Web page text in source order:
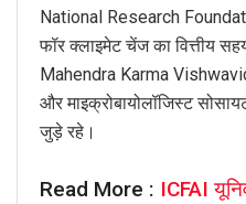
National Research
फॉर क्लाइमेट चेंज का वित्तीय
Mahendra Karma
और माइक्रोबायोलॉजिस्ट
जुड़े रहे।
Read More : ICFAI